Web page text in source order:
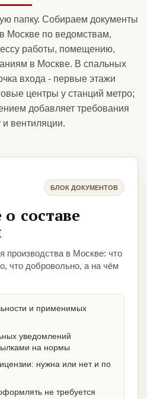
папку. Собираем документы
Москве по ведомствам,
работы, помещению,
в Москве. В спальных
входа - первые этажи
центры у станций метро;
добавляет требования
вентиляции.
БЛОК ДОКУМЕНТОВ
составе
производства в Москве: что
что добровольно, а на чём
и применимых
уведомлений
на нормы
нужна или нет и по
не требуется